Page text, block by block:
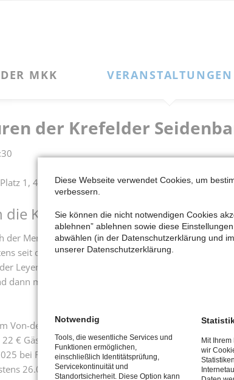
des MKK
MKK
Kulturveranstaltungen Kulturleben
Kunstpfad
Kunstpfad
Kooperationen +
der Krefelder
1, 47798 Krefeld)
die Krefelder Innenstadt und
der Mennonit Adolf von der Leyen im damals noch
seit dem 18. Jh. zu den berühmtesten der
Leyen die Monopolrechte für die
dann meist in Heimarbeit statt. So vielerorts auch
Von-der-Leyen-Platz 1, 47798 Krefeld
€ Gäste
bei Felix Drewes,Felix.Drewes@gmx.de
26.04.2025 auf das MKK-Konto
Diese Webseite verwendet Cookies, um
verbessern.
Sie können die nicht notwendigen Cookies
ablehnen” ablehnen sowie diese
abwählen (in der Datenschutzerklärung und
unserer Datenschutzerklärung.
Notwendig
Tools, die wesentliche Services und
Funktionen ermöglichen,
einschließlich Identitätsprüfung,
Servicekontinuität und
Standortsicherheit. Diese Option kann
Mit
wir